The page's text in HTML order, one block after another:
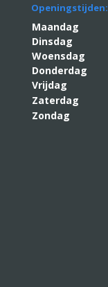
Openingstijden:
Maandag
Dinsdag
Woensdag
Donderdag
Vrijdag
Zaterdag
Zondag